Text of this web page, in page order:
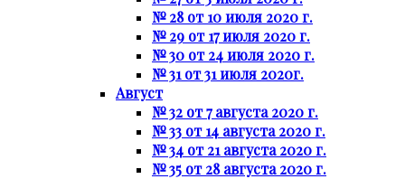
№ 28 от 10 июля 2020 г.
№ 29 от 17 июля 2020 г.
№ 30 от 24 июля 2020 г.
№ 31 от 31 июля 2020г.
Август
№ 32 от 7 августа 2020 г.
№ 33 от 14 августа 2020 г.
№ 34 от 21 августа 2020 г.
№ 35 от 28 августа 2020 г.